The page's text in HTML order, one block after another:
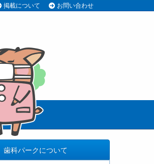
掲載について お問い合わせ
歯科パークについて